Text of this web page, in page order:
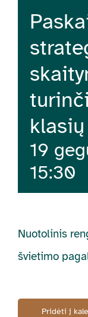
19
15:30
Nuotolinis
švietimo
Pridėti į